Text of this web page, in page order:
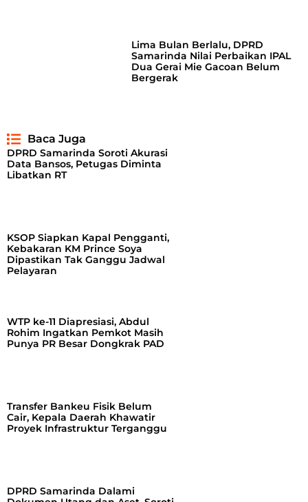
Lima Bulan Berlalu, DPRD
Samarinda Nilai Perbaikan IPAL
Dua Gerai Mie Gacoan Belum
Bergerak
Baca Juga
DPRD Samarinda Soroti Akurasi
Data Bansos, Petugas Diminta
Libatkan RT
KSOP Siapkan Kapal Pengganti,
Kebakaran KM Prince Soya
Dipastikan Tak Ganggu Jadwal
Pelayaran
WTP ke-11 Diapresiasi, Abdul
Rohim Ingatkan Pemkot Masih
Punya PR Besar Dongkrak PAD
Transfer Bankeu Fisik Belum
Cair, Kepala Daerah Khawatir
Proyek Infrastruktur Terganggu
DPRD Samarinda Dalami